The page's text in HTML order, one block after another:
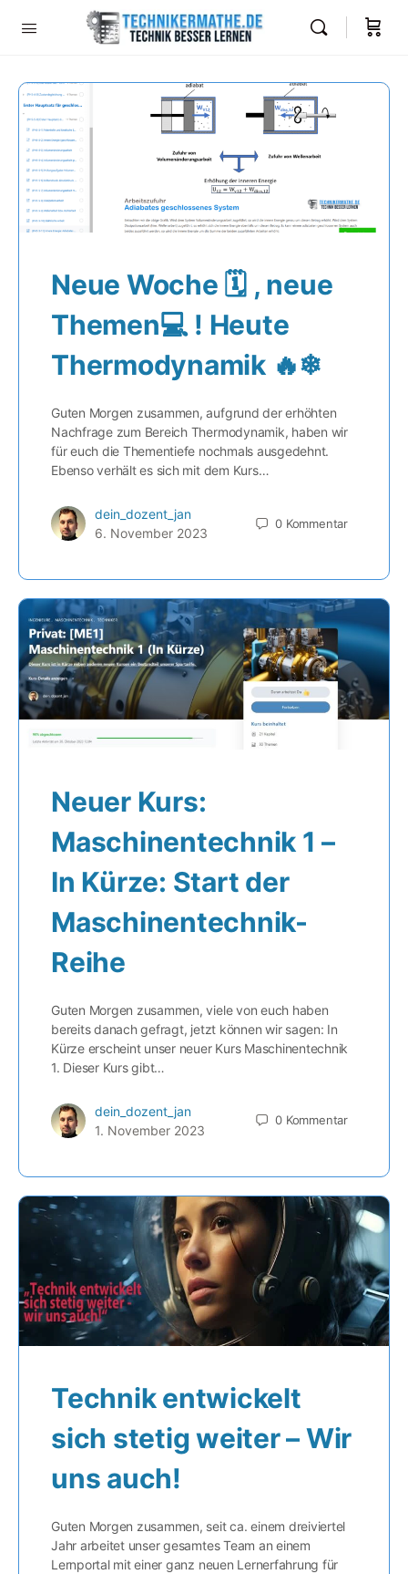
Neue Woche 🗓 , neue
Themen💻 ! Heute
Thermodynamik 🔥❄
Guten Morgen zusammen, aufgrund der erhöhten
Nachfrage zum Bereich Thermodynamik, haben wir
für euch die Thementiefe nochmals ausgedehnt.
Ebenso verhält es sich mit dem Kurs…
dein_dozent_jan
6. November 2023
0 Kommentar
Neuer Kurs:
Maschinentechnik 1 –
In Kürze: Start der
Maschinentechnik-
Reihe
Guten Morgen zusammen, viele von euch haben
bereits danach gefragt, jetzt können wir sagen: In
Kürze erscheint unser neuer Kurs Maschinentechnik
1. Dieser Kurs gibt…
dein_dozent_jan
1. November 2023
0 Kommentar
Technik entwickelt
sich stetig weiter – Wir
uns auch!
Guten Morgen zusammen, seit ca. einem dreiviertel
Jahr arbeitet unser gesamtes Team an einem
Lernportal mit einer ganz neuen Lernerfahrung für